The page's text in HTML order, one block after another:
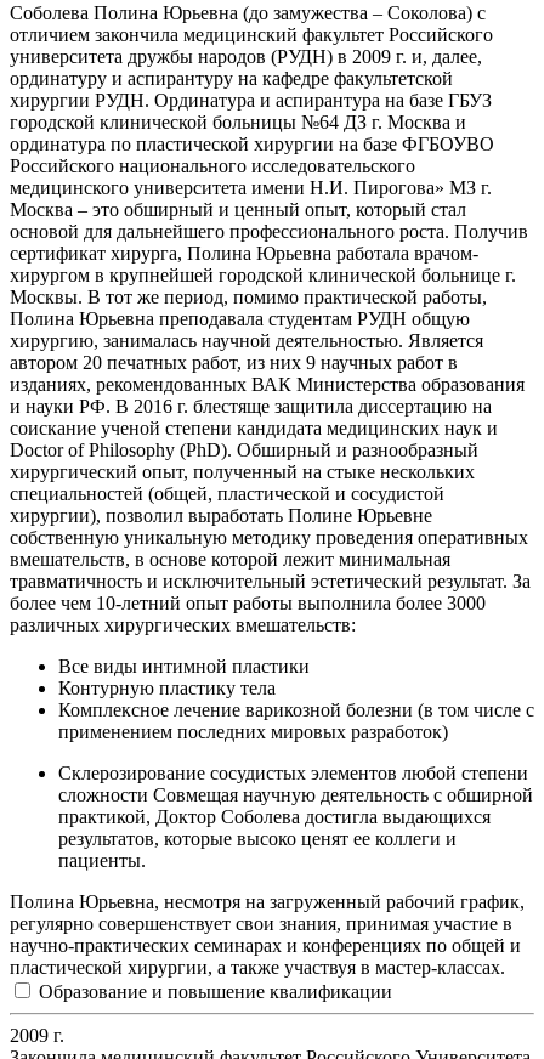
Соболева Полина Юрьевна (до замужества – Соколова) с
отличием закончила медицинский факультет Российского
университета дружбы народов (РУДН) в 2009 г. и, далее,
ординатуру и аспирантуру на кафедре факультетской
хирургии РУДН. Ординатура и аспирантура на базе ГБУЗ
городской клинической больницы №64 ДЗ г. Москва и
ординатура по пластической хирургии на базе ФГБОУВО
Российского национального исследовательского
медицинского университета имени Н.И. Пирогова» МЗ г.
Москва – это обширный и ценный опыт, который стал
основой для дальнейшего профессионального роста. Получив
сертификат хирурга, Полина Юрьевна работала врачом-
хирургом в крупнейшей городской клинической больнице г.
Москвы. В тот же период, помимо практической работы,
Полина Юрьевна преподавала студентам РУДН общую
хирургию, занималась научной деятельностью. Является
автором 20 печатных работ, из них 9 научных работ в
изданиях, рекомендованных ВАК Министерства образования
и науки РФ. В 2016 г. блестяще защитила диссертацию на
соискание ученой степени кандидата медицинских наук и
Doctor of Philosophy (PhD). Обширный и разнообразный
хирургический опыт, полученный на стыке нескольких
специальностей (общей, пластической и сосудистой
хирургии), позволил выработать Полине Юрьевне
собственную уникальную методику проведения оперативных
вмешательств, в основе которой лежит минимальная
травматичность и исключительный эстетический результат. За
более чем 10-летний опыт работы выполнила более 3000
различных хирургических вмешательств:
Все виды интимной пластики
Контурную пластику тела
Комплексное лечение варикозной болезни (в том числе с
применением последних мировых разработок)
Склерозирование сосудистых элементов любой степени
сложности Совмещая научную деятельность с обширной
практикой, Доктор Соболева достигла выдающихся
результатов, которые высоко ценят ее коллеги и
пациенты.
Полина Юрьевна, несмотря на загруженный рабочий график,
регулярно совершенствует свои знания, принимая участие в
научно-практических семинарах и конференциях по общей и
пластической хирургии, а также участвуя в мастер-классах.
Образование и повышение квалификации
2009 г.